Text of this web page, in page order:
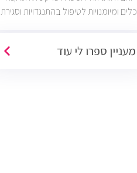
כלים ומיומנויות לטיפול בהתנגדויות וסגירת
הסוגים והגדלים (מכירות טלפוניות,
מעניין ספרו לי עוד